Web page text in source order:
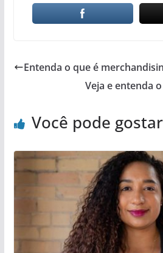
Entenda o que é
Veja e entenda
Você pode